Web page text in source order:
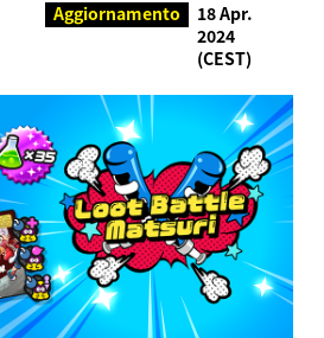
Aggiornamento
18 Apr.
2024
(CEST)